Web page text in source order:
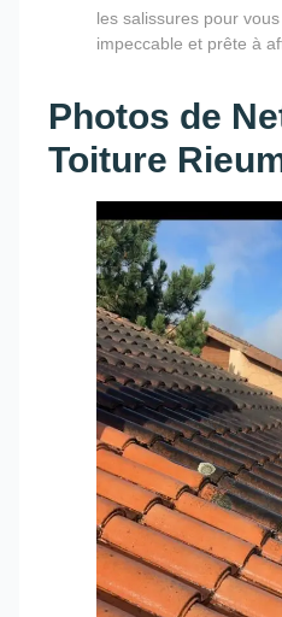
les salissures pour
impeccable et prête à
Photos de
Toiture